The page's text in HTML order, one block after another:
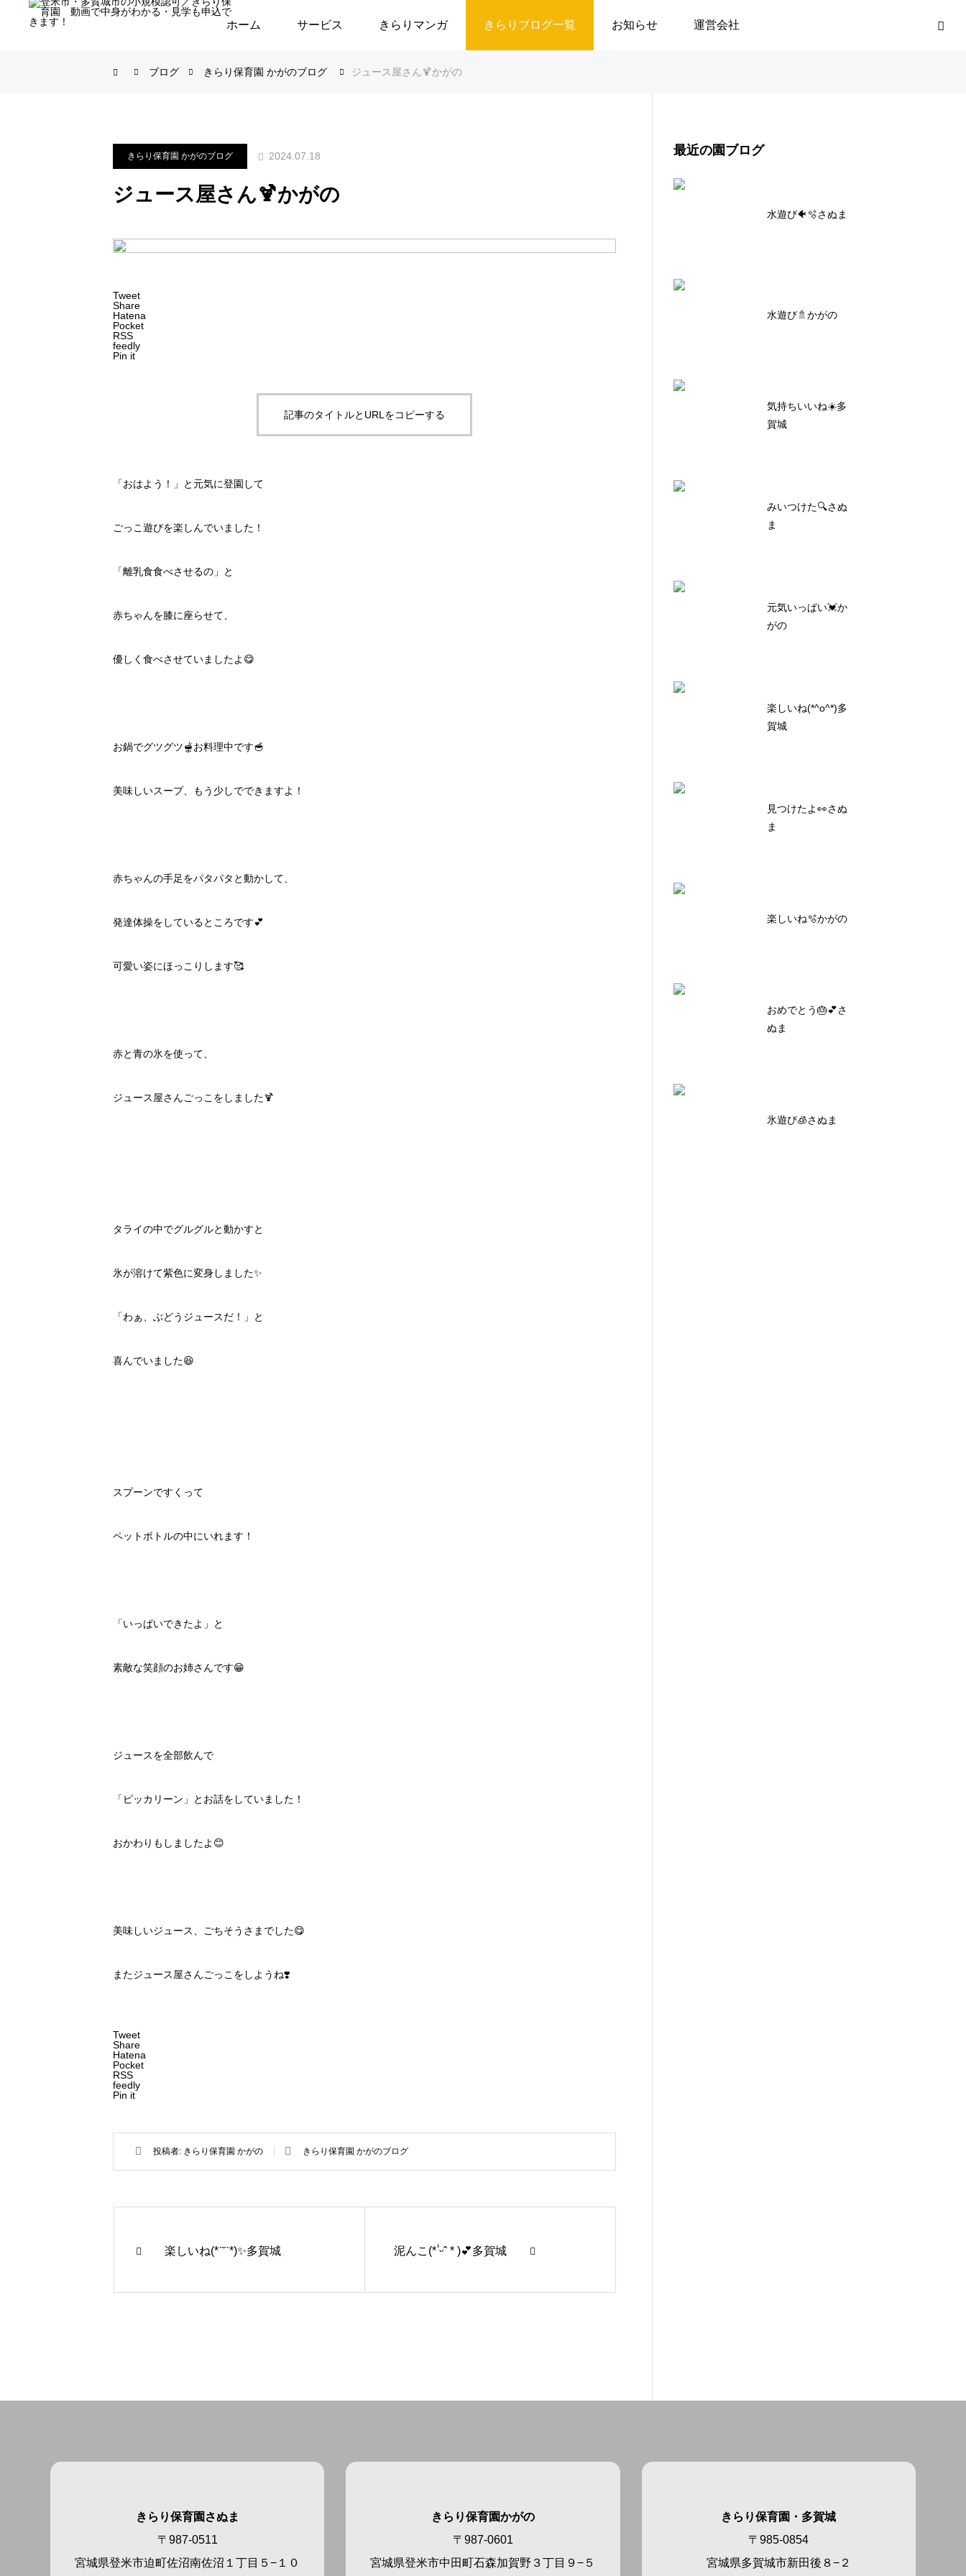
ホーム サービス きらりマンガ きらりブログ一覧 お知らせ 運営会社
ブログ きらり保育園 かがのブログ ジュース屋さん🍹かがの
きらり保育園 かがのブログ 2024.07.18
ジュース屋さん🍹かがの
Tweet
Share
Hatena
Pocket
RSS
feedly
Pin it
記事のタイトルとURLをコピーする
「おはよう！」と元気に登園して
ごっこ遊びを楽しんでいました！
「離乳食食べさせるの」と
赤ちゃんを膝に座らせて、
優しく食べさせていましたよ😋
お鍋でグツグツ🫕お料理中です🥣
美味しいスープ、もう少しでできますよ！
赤ちゃんの手足をパタパタと動かして、
発達体操をしているところです💕
可愛い姿にほっこりします🥰
赤と青の氷を使って、
ジュース屋さんごっこをしました🍹
タライの中でグルグルと動かすと
氷が溶けて紫色に変身しました✨
「わぁ、ぶどうジュースだ！」と
喜んでいました😆
スプーンですくって
ペットボトルの中にいれます！
「いっぱいできたよ」と
素敵な笑顔のお姉さんです😁
ジュースを全部飲んで
「ピッカリーン」とお話をしていました！
おかわりもしましたよ😊
美味しいジュース、ごちそうさまでした😋
またジュース屋さんごっこをしようね❣️
Tweet
Share
Hatena
Pocket
RSS
feedly
Pin it
投稿者: きらり保育園 かがの きらり保育園 かがのブログ
楽しいね(*ˊ˘ˋ*)✨️多賀城 泥んこ(* ॑ᵕˆ * )💕多賀城
最近の園ブログ
水遊び🐠🫧さぬま
水遊び🚿かがの
気持ちいいね☀️多
賀城
みいつけた🔍さぬ
ま
元気いっぱい💓か
がの
楽しいね(*^o^*)多
賀城
見つけたよ👀さぬ
ま
楽しいね🫧かがの
おめでとう🎂💕さ
ぬま
氷遊び🧊さぬま
きらり保育園さぬま
〒987-0511
宮城県登米市迫町佐沼南佐沼１丁目５−１０
きらり保育園かがの
〒987-0601
宮城県登米市中田町石森加賀野３丁目９−５
きらり保育園・多賀城
〒985-0854
宮城県多賀城市新田後８−２